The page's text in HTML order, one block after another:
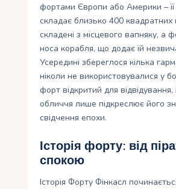
фортами Європи або Америки –
складає близько 400 квадратних
складені з місцевого вапняку, а
носа корабля, що додає їй
Усередині збереглося кілька
ніколи не використовувалися у
форт відкритий для
обличчя лише підкреслює його
свідчення епохи.
Історія форту: від
спокою
Історія Форту Фінкасл